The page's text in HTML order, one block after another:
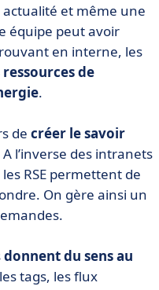
et même une
équipe peut avoir
en interne, les
de
.
de créer le savoir
A l’inverse des intranets
RSE permettent de
On gère ainsi un
donnent du sens au
tags, les flux